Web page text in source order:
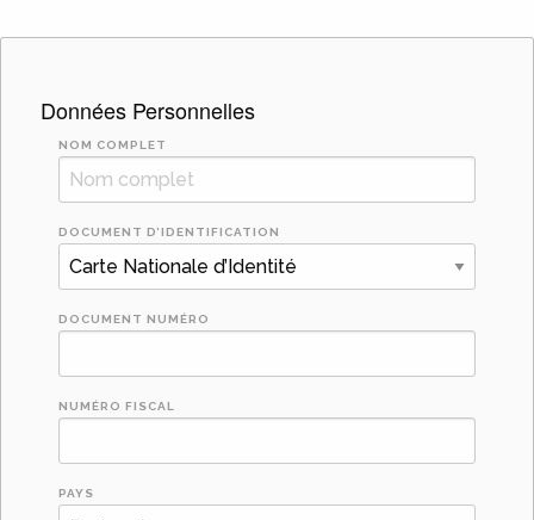
Données Personnelles
NOM COMPLET
DOCUMENT D’IDENTIFICATION
DOCUMENT NUMÉRO
NUMÉRO FISCAL
PAYS